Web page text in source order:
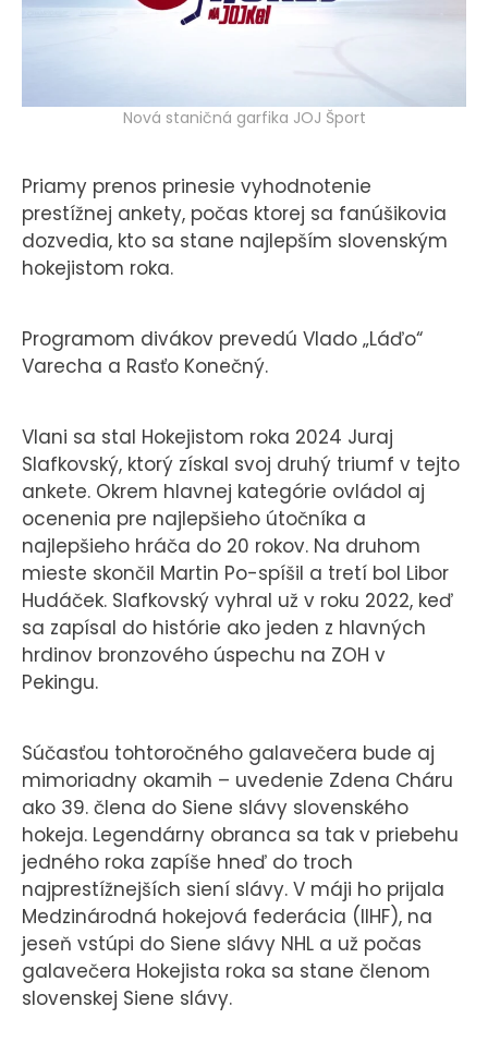
Nová staničná garfika JOJ Šport
Priamy prenos prinesie vyhodnotenie
prestížnej ankety, počas ktorej sa fanúšikovia
dozvedia, kto sa stane najlepším slovenským
hokejistom roka.
Programom divákov prevedú Vlado „Láďo“
Varecha a Rasťo Konečný.
Vlani sa stal Hokejistom roka 2024 Juraj
Slafkovský, ktorý získal svoj druhý triumf v tejto
ankete. Okrem hlavnej kategórie ovládol aj
ocenenia pre najlepšieho útočníka a
najlepšieho hráča do 20 rokov. Na druhom
mieste skončil Martin Po-spíšil a tretí bol Libor
Hudáček. Slafkovský vyhral už v roku 2022, keď
sa zapísal do histórie ako jeden z hlavných
hrdinov bronzového úspechu na ZOH v
Pekingu.
Súčasťou tohtoročného galavečera bude aj
mimoriadny okamih – uvedenie Zdena Cháru
ako 39. člena do Siene slávy slovenského
hokeja. Legendárny obranca sa tak v priebehu
jedného roka zapíše hneď do troch
najprestížnejších siení slávy. V máji ho prijala
Medzinárodná hokejová federácia (IIHF), na
jeseň vstúpi do Siene slávy NHL a už počas
galavečera Hokejista roka sa stane členom
slovenskej Siene slávy.